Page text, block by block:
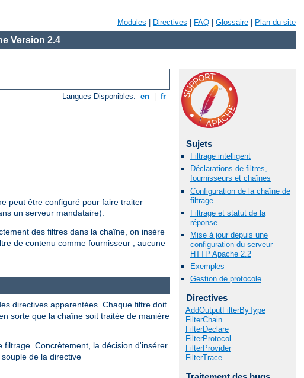
Modules Directives FAQ Glossaire Plan du site
Version 2.4
Langues Disponibles: en fr
peut être configuré pour faire traiter
un serveur mandataire).
des filtres dans la chaîne, on insère
de contenu comme fournisseur ; aucune
Sujets
Filtrage intelligent
Déclarations de filtres,
fournisseurs et chaînes
Configuration de la chaîne de
filtrage
Filtrage et statut de la
réponse
Mise à jour depuis une
configuration du serveur
HTTP Apache 2.2
Exemples
Gestion de protocole
Directives
AddOutputFilterByType
FilterChain
FilterDeclare
FilterProtocol
FilterProvider
FilterTrace
directives apparentées. Chaque filtre doit
sorte que la chaîne soit traitée de manière
filtrage. Concrètement, la décision d'insérer
de la directive